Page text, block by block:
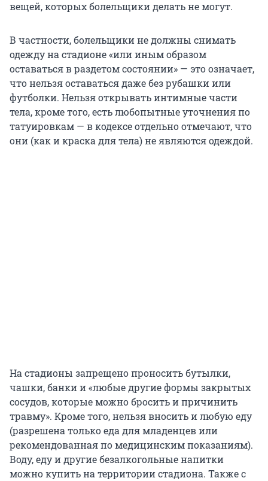
вещей, которых болельщики делать не могут.
В частности, болельщики не должны снимать
одежду на стадионе «или иным образом
оставаться в раздетом состоянии» — это означает,
что нельзя оставаться даже без рубашки или
футболки. Нельзя открывать интимные части
тела, кроме того, есть любопытные уточнения по
татуировкам — в кодексе отдельно отмечают, что
они (как и краска для тела) не являются одеждой.
На стадионы запрещено проносить бутылки,
чашки, банки и «любые другие формы закрытых
сосудов, которые можно бросить и причинить
травму». Кроме того, нельзя вносить и любую еду
(разрешена только еда для младенцев или
рекомендованная по медицинским показаниям).
Воду, еду и другие безалкогольные напитки
можно купить на территории стадиона. Также с